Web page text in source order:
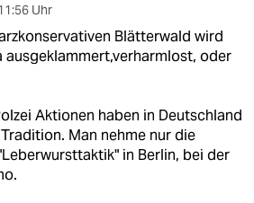
Uhr
Blätterwald wird
ausgeklammert,verharmlost, oder
Aktionen haben in Deutschland
Man nehme nur die
in Berlin, bei der